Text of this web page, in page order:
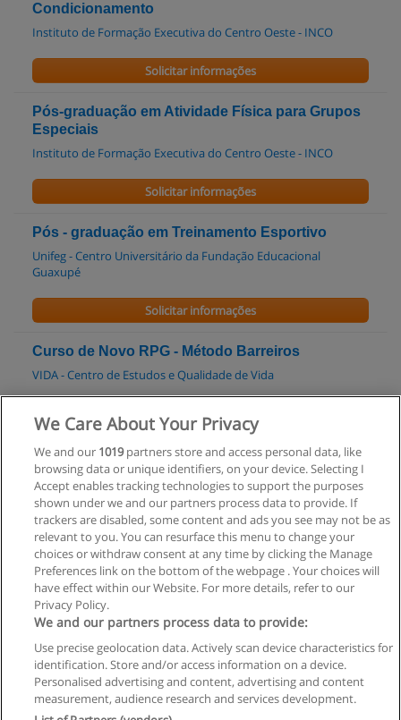
Condicionamento
Instituto de Formação Executiva do Centro Oeste - INCO
Solicitar informações
Pós-graduação em Atividade Física para Grupos
Especiais
Instituto de Formação Executiva do Centro Oeste - INCO
Solicitar informações
Pós - graduação em Treinamento Esportivo
Unifeg - Centro Universitário da Fundação Educacional
Guaxupé
Solicitar informações
Curso de Novo RPG - Método Barreiros
VIDA - Centro de Estudos e Qualidade de Vida
Solicitar informações
Curso de Pilates (solo,bola e acessórios)
VIDA - Centro de Estudos e Qualidade de Vida
Solicitar informações
Regras de uso
Privacidade de dados
Entrar em contato com Educaedu
We Care About Your Privacy
We and our 1019partners store and access personal data, like
browsing data or unique identifiers, on your device. Selecting I
Accept enables tracking technologies to support the purposes
shown under we and our partners process data to provide. If
trackers are disabled, some content and ads you see may not be as
relevant to you. You can resurface this menu to change your
choices or withdraw consent at any time by clicking the Manage
Preferences link on the bottom of the webpage . Your choices will
have effect within our Website. For more details, refer to our
Privacy Policy.
We and our partners process data to provide:
Use precise geolocation data. Actively scan device characteristics for
identification. Store and/or access information on a device.
Personalised advertising and content, advertising and content
measurement, audience research and services development.